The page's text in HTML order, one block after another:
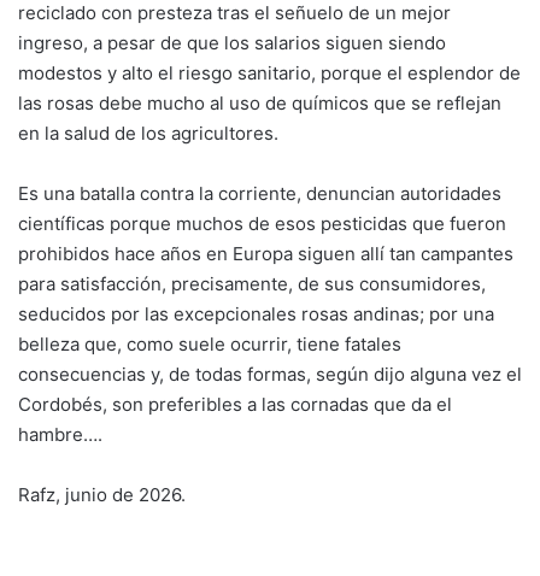
reciclado con presteza tras el señuelo de un mejor
ingreso, a pesar de que los salarios siguen siendo
modestos y alto el riesgo sanitario, porque el esplendor de
las rosas debe mucho al uso de químicos que se reflejan
en la salud de los agricultores.
Es una batalla contra la corriente, denuncian autoridades
científicas porque muchos de esos pesticidas que fueron
prohibidos hace años en Europa siguen allí tan campantes
para satisfacción, precisamente, de sus consumidores,
seducidos por las excepcionales rosas andinas; por una
belleza que, como suele ocurrir, tiene fatales
consecuencias y, de todas formas, según dijo alguna vez el
Cordobés, son preferibles a las cornadas que da el
hambre….
Rafz, junio de 2026.